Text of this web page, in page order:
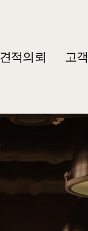
견적의뢰 고